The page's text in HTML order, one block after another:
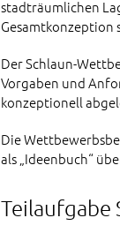
stadträumlichen
Gesamtkonzeption
Der Schlaun-
Vorgaben und
konzeptionell
Die
als „Ideenbuch“
Teilaufgabe